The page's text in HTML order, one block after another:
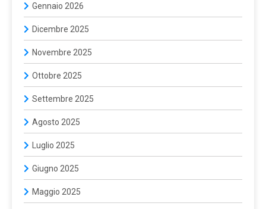
Gennaio 2026
Dicembre 2025
Novembre 2025
Ottobre 2025
Settembre 2025
Agosto 2025
Luglio 2025
Giugno 2025
Maggio 2025